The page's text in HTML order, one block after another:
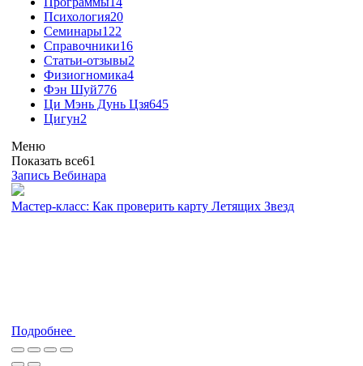
Психология20
Семинары122
Справочники16
Статьи-отзывы2
Физиогномика4
Фэн Шуй776
Ци Мэнь Дунь Цзя645
Цигун2
Меню
Показать все61
Запись Вебинара
Мастер-класс: Как проверить карту Летящих Звезд
Подробнее